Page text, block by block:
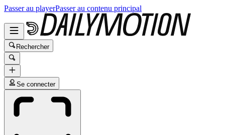
Passer au playerPasser au contenu principal
Rechercher
Se connecter